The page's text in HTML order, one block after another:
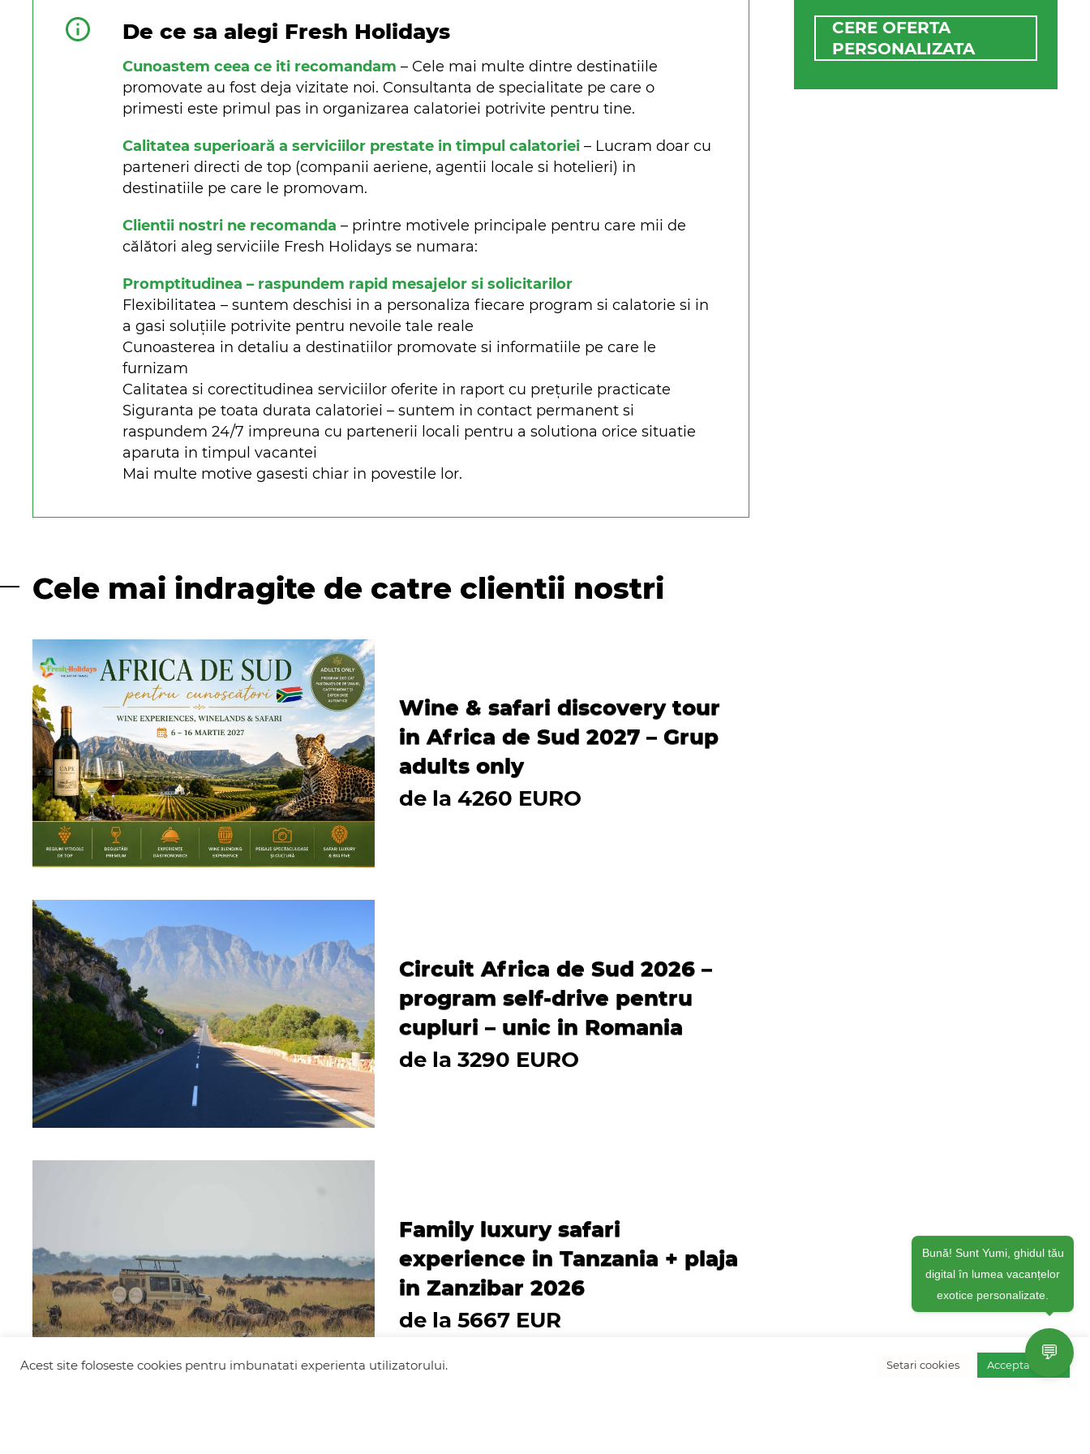
De ce sa alegi Fresh Holidays
Cunoastem ceea ce iti recomandam – Cele mai multe dintre destinatiile
promovate au fost deja vizitate noi. Consultanta de specialitate pe care o
primesti este primul pas in organizarea calatoriei potrivite pentru tine.
Calitatea superioară a serviciilor prestate in timpul calatoriei – Lucram doar cu
parteneri directi de top (companii aeriene, agentii locale si hotelieri) in
destinatiile pe care le promovam.
Clientii nostri ne recomanda – printre motivele principale pentru care mii de
călători aleg serviciile Fresh Holidays se numara:
Promptitudinea – raspundem rapid mesajelor si solicitarilor
Flexibilitatea – suntem deschisi in a personaliza fiecare program si calatorie si in
a gasi soluțiile potrivite pentru nevoile tale reale
Cunoasterea in detaliu a destinatiilor promovate si informatiile pe care le
furnizam
Calitatea si corectitudinea serviciilor oferite in raport cu prețurile practicate
Siguranta pe toata durata calatoriei – suntem in contact permanent si
raspundem 24/7 impreuna cu partenerii locali pentru a solutiona orice situatie
aparuta in timpul vacantei
Mai multe motive gasesti chiar in povestile lor.
Cele mai indragite de catre clientii nostri
Wine & safari discovery tour
in Africa de Sud 2027 – Grup
adults only
de la 4260 EURO
Circuit Africa de Sud 2026 –
program self-drive pentru
cupluri – unic in Romania
de la 3290 EURO
Family luxury safari
experience in Tanzania + plaja
in Zanzibar 2026
de la 5667 EUR
CERE OFERTA
PERSONALIZATA
Acest site foloseste cookies pentru imbunatati experienta utilizatorului. Setari cookies Accepta toate
💬
Bună! Sunt Yumi, ghidul tău
digital în lumea vacanțelor
exotice personalizate.